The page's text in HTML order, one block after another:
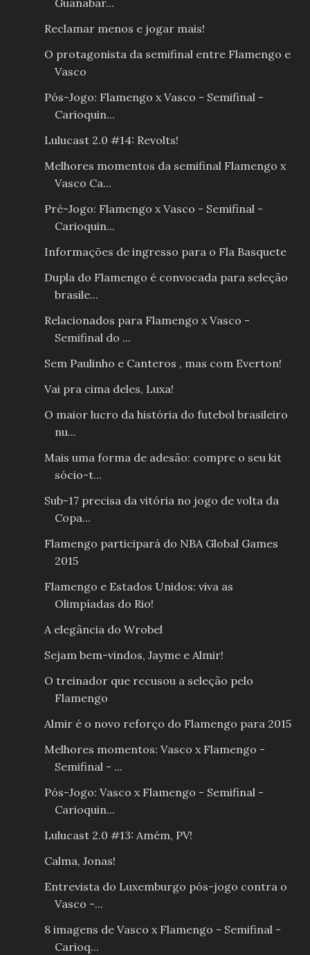
Guanabar...
Reclamar menos e jogar mais!
O protagonista da semifinal entre Flamengo e
Vasco
Pós-Jogo: Flamengo x Vasco - Semifinal -
Carioquin...
Lulucast 2.0 #14: Revolts!
Melhores momentos da semifinal Flamengo x
Vasco Ca...
Pré-Jogo: Flamengo x Vasco - Semifinal -
Carioquin...
Informações de ingresso para o Fla Basquete
Dupla do Flamengo é convocada para seleção
brasile...
Relacionados para Flamengo x Vasco -
Semifinal do ...
Sem Paulinho e Canteros , mas com Everton!
Vai pra cima deles, Luxa!
O maior lucro da história do futebol brasileiro
nu...
Mais uma forma de adesão: compre o seu kit
sócio-t...
Sub-17 precisa da vitória no jogo de volta da
Copa...
Flamengo participará do NBA Global Games
2015
Flamengo e Estados Unidos: viva as
Olimpíadas do Rio!
A elegância do Wrobel
Sejam bem-vindos, Jayme e Almir!
O treinador que recusou a seleção pelo
Flamengo
Almir é o novo reforço do Flamengo para 2015
Melhores momentos: Vasco x Flamengo -
Semifinal - ...
Pós-Jogo: Vasco x Flamengo - Semifinal -
Carioquin...
Lulucast 2.0 #13: Amém, PV!
Calma, Jonas!
Entrevista do Luxemburgo pós-jogo contra o
Vasco -...
8 imagens de Vasco x Flamengo - Semifinal -
Carioq...